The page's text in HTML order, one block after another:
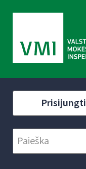
Prisijungti